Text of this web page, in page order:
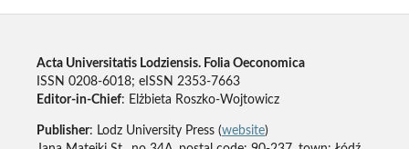
Acta Universitatis Lodziensis. Folia Oeconomica
ISSN 0208-6018; eISSN 2353-7663
Editor-in-Chief: Elżbieta Roszko-Wojtowicz
Publisher: Lodz University Press (website)